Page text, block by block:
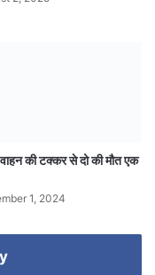
की टक्कर से दो की मौत एक
1, 2024